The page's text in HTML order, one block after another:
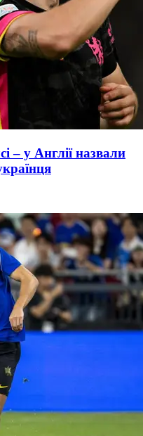
– у Англії назвали